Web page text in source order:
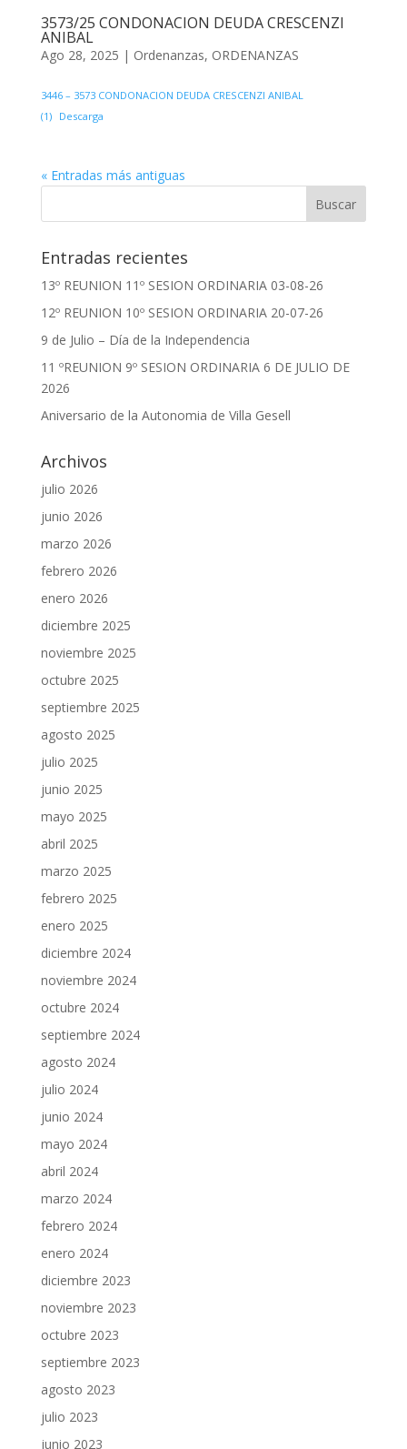
3573/25 CONDONACION DEUDA CRESCENZI
ANIBAL
Ago 28, 2025 | Ordenanzas, ORDENANZAS
3446 – 3573 CONDONACION DEUDA CRESCENZI ANIBAL
(1)
Descarga
« Entradas más antiguas
Entradas recientes
13º REUNION 11º SESION ORDINARIA 03-08-26
12º REUNION 10º SESION ORDINARIA 20-07-26
9 de Julio – Día de la Independencia
11 ºREUNION 9º SESION ORDINARIA 6 DE JULIO DE
2026
Aniversario de la Autonomia de Villa Gesell
Archivos
julio 2026
junio 2026
marzo 2026
febrero 2026
enero 2026
diciembre 2025
noviembre 2025
octubre 2025
septiembre 2025
agosto 2025
julio 2025
junio 2025
mayo 2025
abril 2025
marzo 2025
febrero 2025
enero 2025
diciembre 2024
noviembre 2024
octubre 2024
septiembre 2024
agosto 2024
julio 2024
junio 2024
mayo 2024
abril 2024
marzo 2024
febrero 2024
enero 2024
diciembre 2023
noviembre 2023
octubre 2023
septiembre 2023
agosto 2023
julio 2023
junio 2023